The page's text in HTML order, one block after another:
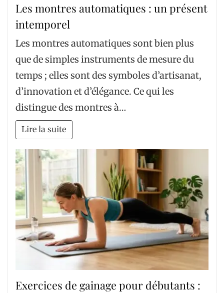
Les montres automatiques : un présent
intemporel
Les montres automatiques sont bien plus
que de simples instruments de mesure du
temps ; elles sont des symboles d’artisanat,
d’innovation et d’élégance. Ce qui les
distingue des montres à…
Lire la suite
Exercices de gainage pour débutants :